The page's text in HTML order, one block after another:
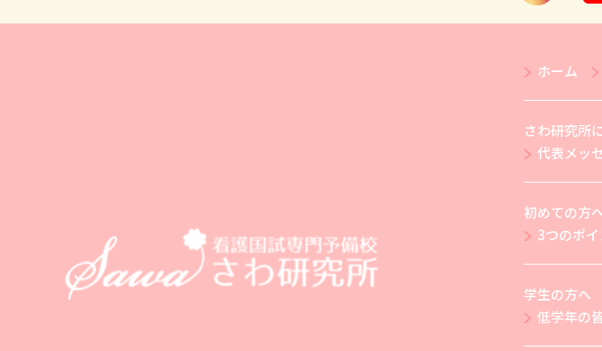
ホーム
さわ研究所
代表メッ
初めての方
3つのポ
学生の方へ
低学年の